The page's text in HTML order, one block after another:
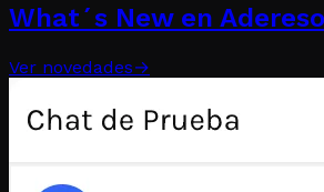
What´s New en
Ver novedades→